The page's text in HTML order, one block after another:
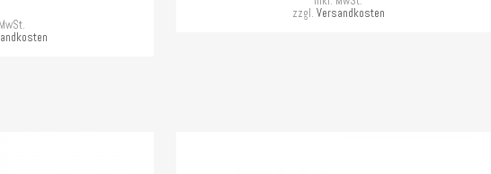
zzgl. Versandkosten